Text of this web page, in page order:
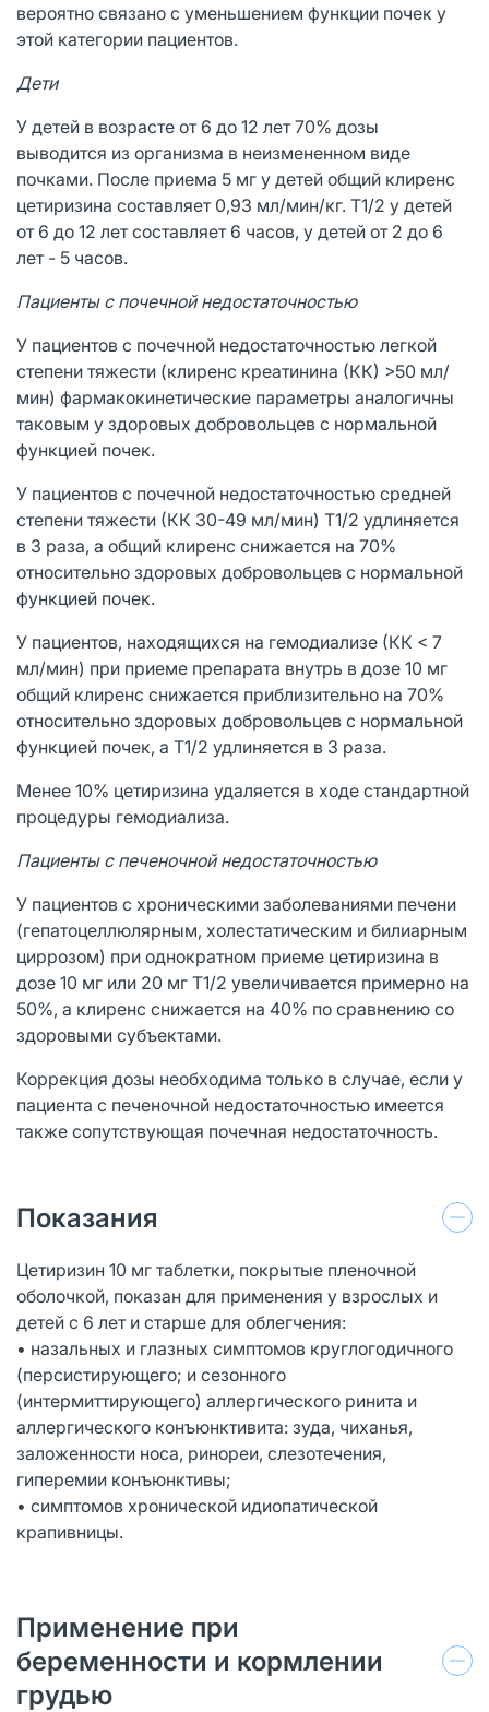
вероятно связано с уменьшением функции почек у
этой категории пациентов.
Дети
У детей в возрасте от 6 до 12 лет 70% дозы
выводится из организма в неизмененном виде
почками. После приема 5 мг у детей общий клиренс
цетиризина составляет 0,93 мл/мин/кг. Т1/2 у детей
от 6 до 12 лет составляет 6 часов, у детей от 2 до 6
лет - 5 часов.
Пациенты с почечной недостаточностью
У пациентов с почечной недостаточностью легкой
степени тяжести (клиренс креатинина (КК) >50 мл/
мин) фармакокинетические параметры аналогичны
таковым у здоровых добровольцев с нормальной
функцией почек.
У пациентов с почечной недостаточностью средней
степени тяжести (КК 30-49 мл/мин) Т1/2 удлиняется
в 3 раза, а общий клиренс снижается на 70%
относительно здоровых добровольцев с нормальной
функцией почек.
У пациентов, находящихся на гемодиализе (КК < 7
мл/мин) при приеме препарата внутрь в дозе 10 мг
общий клиренс снижается приблизительно на 70%
относительно здоровых добровольцев с нормальной
функцией почек, а Т1/2 удлиняется в 3 раза.
Менее 10% цетиризина удаляется в ходе стандартной
процедуры гемодиализа.
Пациенты с печеночной недостаточностью
У пациентов с хроническими заболеваниями печени
(гепатоцеллюлярным, холестатическим и билиарным
циррозом) при однократном приеме цетиризина в
дозе 10 мг или 20 мг Т1/2 увеличивается примерно на
50%, а клиренс снижается на 40% по сравнению со
здоровыми субъектами.
Коррекция дозы необходима только в случае, если у
пациента с печеночной недостаточностью имеется
также сопутствующая почечная недостаточность.
Показания
Цетиризин 10 мг таблетки, покрытые пленочной
оболочкой, показан для применения у взрослых и
детей с 6 лет и старше для облегчения:
• назальных и глазных симптомов круглогодичного
(персистирующего; и сезонного
(интермиттирующего) аллергического ринита и
аллергического конъюнктивита: зуда, чиханья,
заложенности носа, ринореи, слезотечения,
гиперемии конъюнктивы;
• симптомов хронической идиопатической
крапивницы.
Применение при
беременности и кормлении
грудью